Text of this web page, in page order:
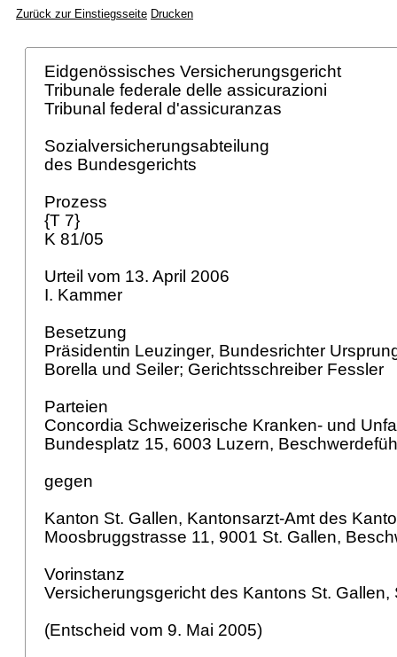
Zurück zur Einstiegsseite Drucken
Eidgenössisches Versicherungsgericht
Tribunale federale delle assicurazioni
Tribunal federal d'assicuranzas
Sozialversicherungsabteilung
des Bundesgerichts
Prozess
{T 7}
K 81/05
Urteil vom 13. April 2006
I. Kammer
Besetzung
Präsidentin Leuzinger, Bundesrichter
Borella und Seiler; Gerichtsschreiber Fessler
Parteien
Concordia Schweizerische Kranken- und
Bundesplatz 15, 6003 Luzern,
gegen
Kanton St. Gallen, Kantonsarzt-Amt des
Moosbruggstrasse 11, 9001 St. Gallen,
Vorinstanz
Versicherungsgericht des Kantons St.
(Entscheid vom 9. Mai 2005)